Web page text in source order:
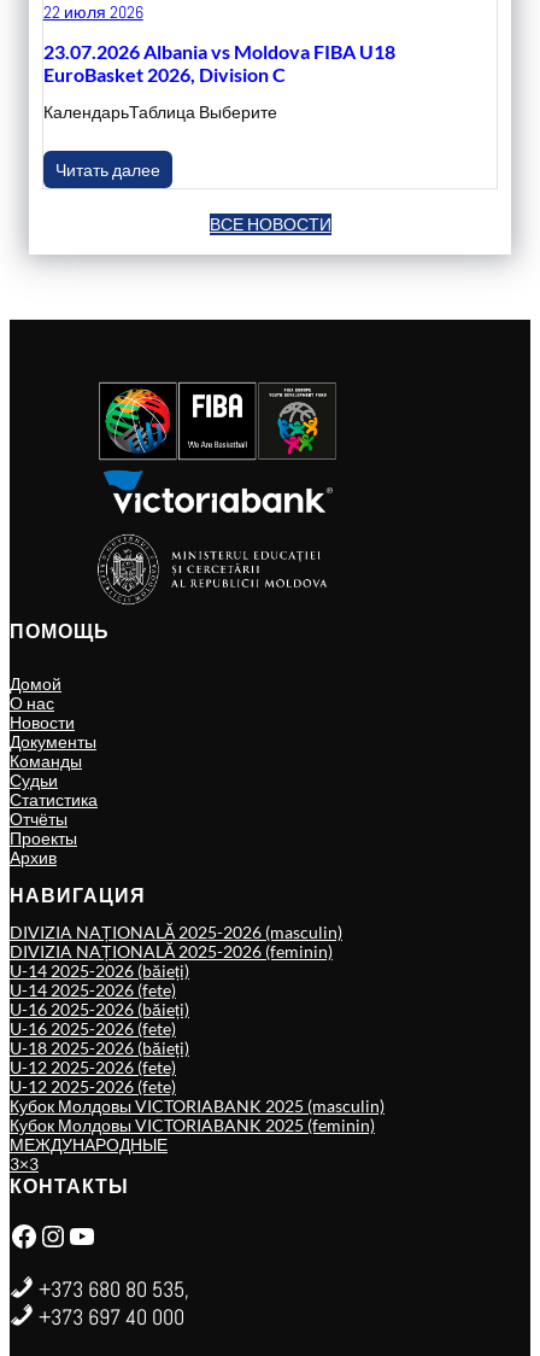
22 июля 2026
23.07.2026 Albania vs Moldova FIBA U18
EuroBasket 2026, Division C
КалендарьТаблица Выберите
Читать далее
ВСЕ НОВОСТИ
ПОМОЩЬ
Домой
О нас
Новости
Документы
Команды
Судьи
Статистика
Отчёты
Проекты
Архив
НАВИГАЦИЯ
DIVIZIA NAȚIONALĂ 2025-2026 (masculin)
DIVIZIA NAȚIONALĂ 2025-2026 (feminin)
U-14 2025-2026 (băieți)
U-14 2025-2026 (fete)
U-16 2025-2026 (băieți)
U-16 2025-2026 (fete)
U-18 2025-2026 (băieți)
U-12 2025-2026 (fete)
U-12 2025-2026 (fete)
Кубок Молдовы VICTORIABANK 2025 (masculin)
Кубок Молдовы VICTORIABANK 2025 (feminin)
МЕЖДУНАРОДНЫЕ
3×3
КОНТАКТЫ
Facebook Instagram YouTube
+373 680 80 535,
+373 697 40 000